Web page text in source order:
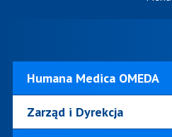
Humana Medica OMEDA
Zarząd i Dyrekcja